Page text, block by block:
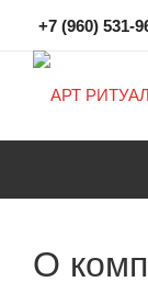
+7 (960) 531-
О